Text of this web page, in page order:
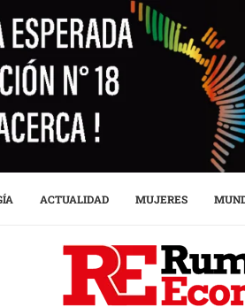
ACTUALIDAD MUJERES